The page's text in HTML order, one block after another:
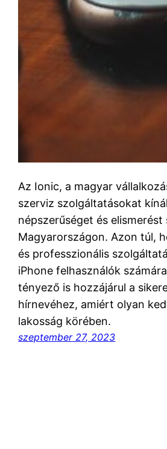
Az Ionic, a magyar
szerviz szolgáltatásokat
népszerűséget és
Magyarországon. Azon túl,
és professzionális
iPhone felhasználók
tényező is hozzájárul a
hírnevéhez, amiért olyan
lakosság körében.
szeptember 27, 2023